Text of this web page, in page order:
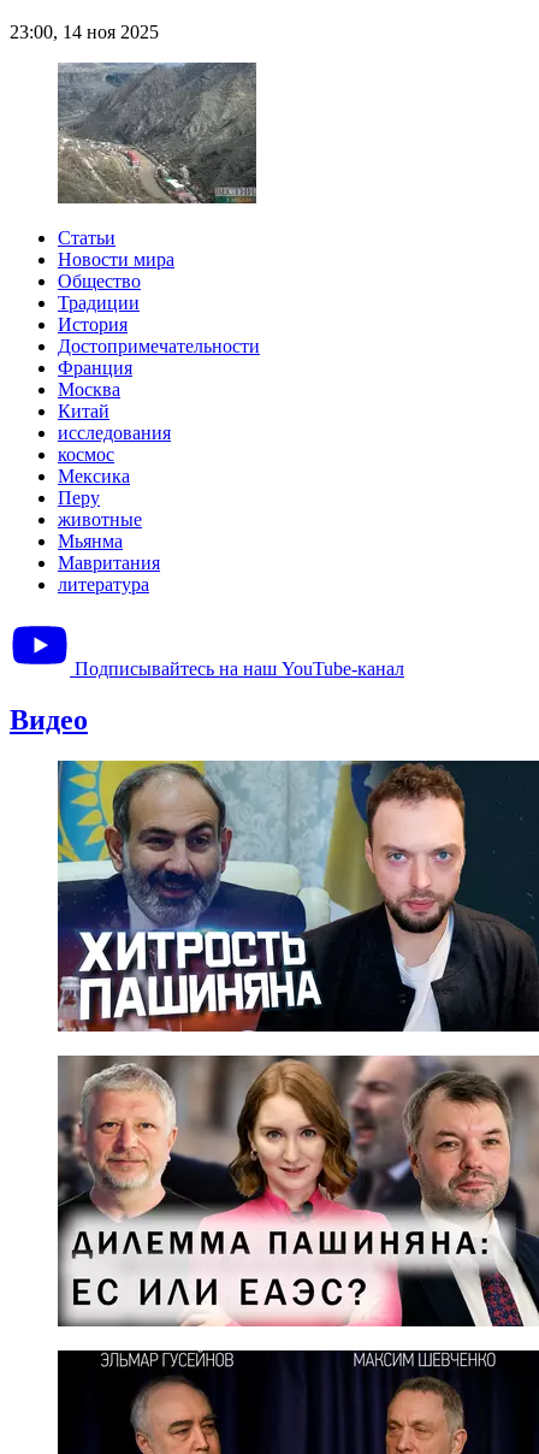
23:00, 14 ноя 2025
Статьи
Новости мира
Общество
Традиции
История
Достопримечательности
Франция
Москва
Китай
исследования
космос
Мексика
Перу
животные
Мьянма
Мавритания
литература
Подписывайтесь на наш YouTube-канал
Видео